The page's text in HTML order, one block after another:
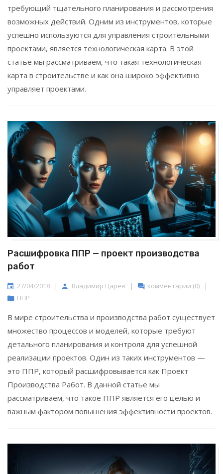
требующий тщательного планирования и рассмотрения
возможных действий. Одним из инструментов, которые
успешно используются для управления строительными
проектами, является технологическая карта. В этой
статье мы рассматриваем, что такая технологическая
карта в строительстве и как она широко эффективно
управляет проектами.
Расшифровка ППР — проект производства
работ
27/04/2018 | Владимир Царёв | комментарии (0)
|
ППР
В мире строительства и производства работ существует
множество процессов и моделей, которые требуют
детального планирования и контроля для успешной
реализации проектов. Один из таких инструментов —
это ППР, который расшифровывается как Проект
Производства Работ. В данной статье мы
рассматриваем, что такое ППР является его целью и
важным фактором повышения эффективности проектов.